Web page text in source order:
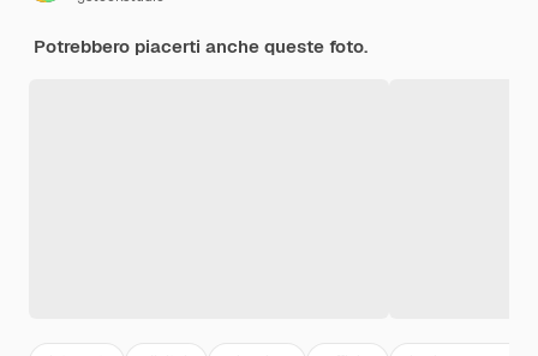
Potrebbero piacerti anche queste foto.